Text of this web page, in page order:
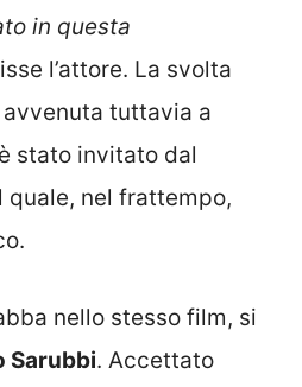
in questa
l’attore. La svolta
tuttavia a
stato invitato dal
quale, nel frattempo,
nello stesso film, si
Sarubbi. Accettato